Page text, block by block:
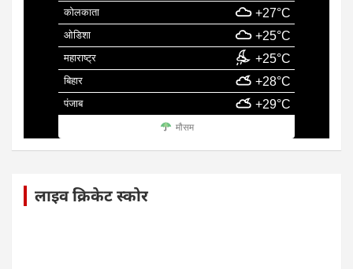
कोलकाता +27°C
ओडिशा +25°C
महाराष्ट्र +25°C
बिहार +28°C
पंजाब +29°C
मौसम
लाइव क्रिकेट स्कोर